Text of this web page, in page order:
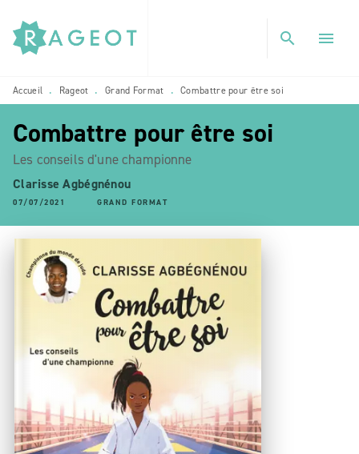
MENU RECHERCHE
PIED DE PAGE
search menu
Accueil • Rageot • Grand Format • Combattre pour être soi
Combattre pour être soi
Les conseils d'une championne
Clarisse Agbégnénou
07/07/2021 GRAND FORMAT